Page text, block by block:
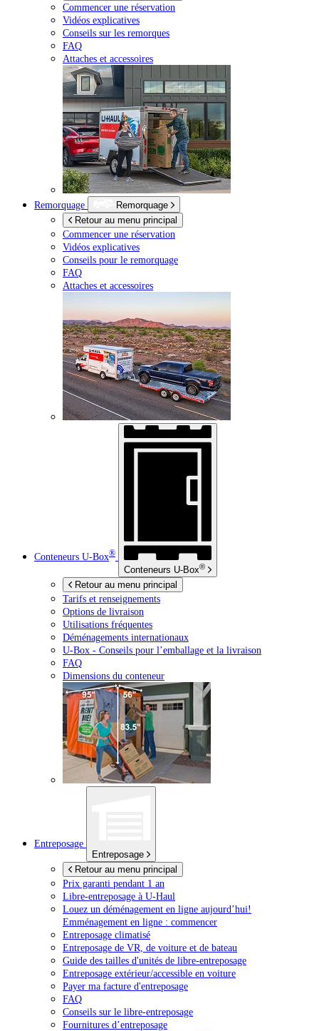
Commencer une réservation
Vidéos explicatives
Conseils sur les remorques
FAQ
Attaches et accessoires
Remorquage
Remorquage
Retour au menu principal
Commencer une réservation
Vidéos explicatives
Conseils pour le remorquage
FAQ
Attaches et accessoires
Conteneurs U-Box®
Conteneurs U-Box®
Retour au menu principal
Tarifs et renseignements
Options de livraison
Utilisations fréquentes
Déménagements internationaux
U-Box - Conseils pour l’emballage et la livraison
FAQ
Dimensions du conteneur
Entreposage
Entreposage
Retour au menu principal
Prix garanti pendant 1 an
Libre-entreposage à U-Haul
Louez un déménagement en ligne aujourd’hui!
Emménagement en ligne : commencer
Entreposage climatisé
Entreposage de VR, de voiture et de bateau
Guide des tailles d'unités de libre-entreposage
Entreposage extérieur/accessible en voiture
Payer ma facture d'entreposage
FAQ
Conseils sur le libre-entreposage
Fournitures d’entreposage